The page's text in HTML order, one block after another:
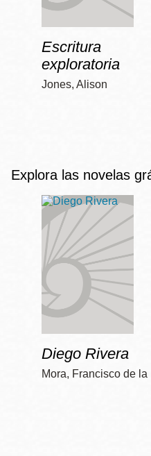
Escritura
exploratoria
Jones, Alison
Explora las novelas
Diego Rivera
Mora, Francisco de la